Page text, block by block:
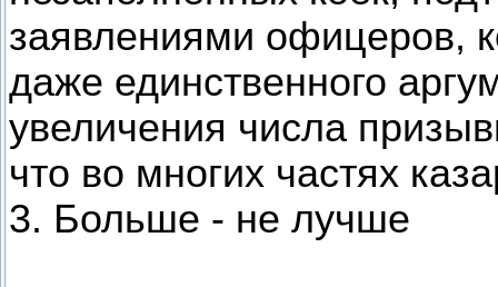
заявлениями офицеров,
даже единственного
увеличения числа
что во многих частях
3. Больше - не лучше